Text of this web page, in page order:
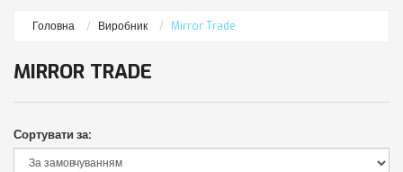
Головна Виробник Mirror Trade
MIRROR TRADE
Сортувати за: